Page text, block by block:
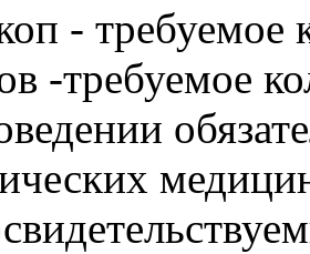
- требуемое
-требуемое